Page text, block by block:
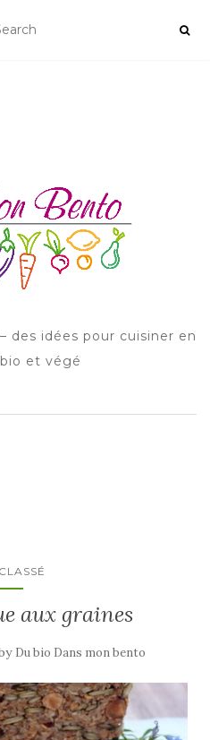
des idées pour cuisiner en
et végé
aux graines
Du bio Dans mon bento